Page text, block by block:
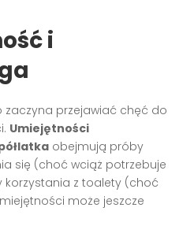
i
zaczyna przejawiać chęć do
Umiejętności
obejmują próby
się (choć wciąż potrzebuje
z toalety (choć
może jeszcze